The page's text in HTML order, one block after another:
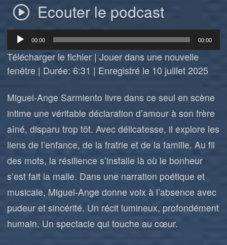
Ecouter le podcast
Lecteur
audio
00:00 00:00
Télécharger le fichier |Jouer dans une nouvelle
fenêtre | Durée: 6:31 | Enregistré le 10 juillet 2025
Miguel-Ange Sarmiento livre dans ce seul en scène
intime une véritable déclaration d’amour à son frère
aîné, disparu trop tôt. Avec délicatesse, il explore les
liens de l’enfance, de la fratrie et de la famille. Au fil
des mots, la résilience s’installe là où le bonheur
s’est fait la malle. Dans une narration poétique et
musicale, Miguel-Ange donne voix à l’absence avec
pudeur et sincérité. Un récit lumineux, profondément
humain. Un spectacle qui touche au cœur.